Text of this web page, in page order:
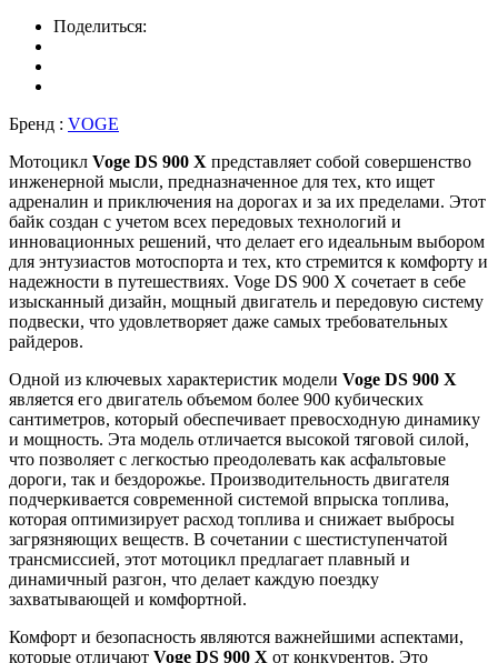
Поделиться:
Бренд : VOGE
Мотоцикл Voge DS 900 X представляет собой совершенство
инженерной мысли, предназначенное для тех, кто ищет
адреналин и приключения на дорогах и за их пределами. Этот
байк создан с учетом всех передовых технологий и
инновационных решений, что делает его идеальным выбором
для энтузиастов мотоспорта и тех, кто стремится к комфорту и
надежности в путешествиях. Voge DS 900 X сочетает в себе
изысканный дизайн, мощный двигатель и передовую систему
подвески, что удовлетворяет даже самых требовательных
райдеров.
Одной из ключевых характеристик модели Voge DS 900 X
является его двигатель объемом более 900 кубических
сантиметров, который обеспечивает превосходную динамику
и мощность. Эта модель отличается высокой тяговой силой,
что позволяет с легкостью преодолевать как асфальтовые
дороги, так и бездорожье. Производительность двигателя
подчеркивается современной системой впрыска топлива,
которая оптимизирует расход топлива и снижает выбросы
загрязняющих веществ. В сочетании с шестиступенчатой
трансмиссией, этот мотоцикл предлагает плавный и
динамичный разгон, что делает каждую поездку
захватывающей и комфортной.
Комфорт и безопасность являются важнейшими аспектами,
которые отличают Voge DS 900 X от конкурентов. Это